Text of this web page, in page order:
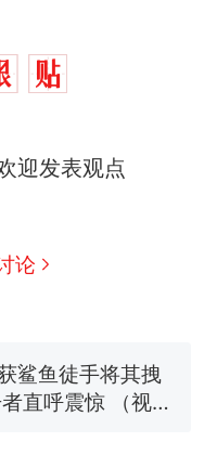
迎发表观点
论
放菜刀的女孩，
饺子，美国怕什
偶然发现鸡枞菌
息）
二名传话劝弃考